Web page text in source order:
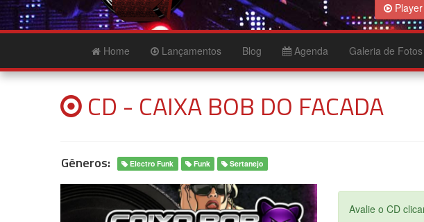
Home Lançamentos Blog Agenda Galeria de Fotos
CD - CAIXA BOB DO FACADA
Gêneros: Electro Funk Funk Sertanejo
Avalie o CD